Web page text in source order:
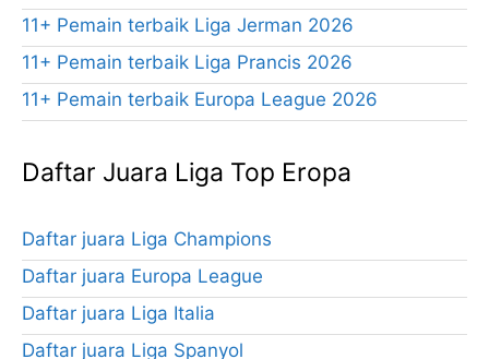
11+ Pemain terbaik Liga Jerman 2026
11+ Pemain terbaik Liga Prancis 2026
11+ Pemain terbaik Europa League 2026
Daftar Juara Liga Top Eropa
Daftar juara Liga Champions
Daftar juara Europa League
Daftar juara Liga Italia
Daftar juara Liga Spanyol